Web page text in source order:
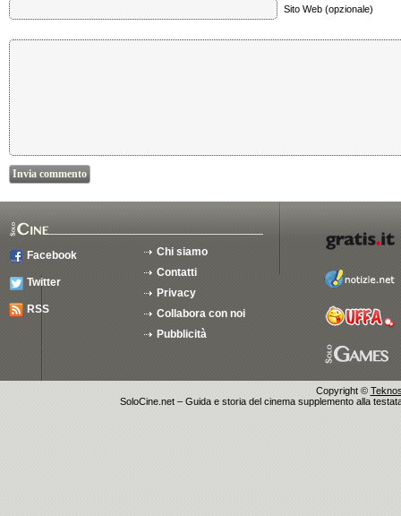
Sito Web (opzionale)
Facebook
Twitter
RSS
Chi siamo
Contatti
Privacy
Collabora con noi
Pubblicità
Copyright ©
SoloCine.net – Guida e storia del cinema supplemento alla